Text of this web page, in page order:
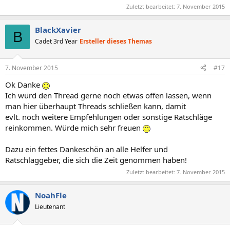
Zuletzt bearbeitet: 7. November 2015
B BlackXavier
Cadet 3rd Year Ersteller dieses Themas
7. November 2015 #17
Ok Danke
Ich würd den Thread gerne noch etwas offen lassen, wenn
man hier überhaupt Threads schließen kann, damit
evlt. noch weitere Empfehlungen oder sonstige Ratschläge
reinkommen. Würde mich sehr freuen
Dazu ein fettes Dankeschön an alle Helfer und
Ratschlaggeber, die sich die Zeit genommen haben!
Zuletzt bearbeitet: 7. November 2015
NoahFle
Lieutenant